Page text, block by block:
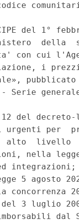
del 1°
della
con cui
i
- Serie
del
urgenti per
alto
nella
5 agosto
concorrenza
3 luglio
dal